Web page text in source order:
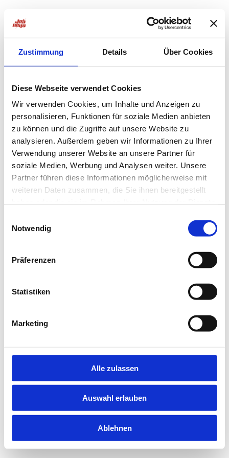
Zustimmung Details Über Cookies
Diese Webseite verwendet Cookies
Wir verwenden Cookies, um Inhalte und Anzeigen zu
personalisieren, Funktionen für soziale Medien anbieten
zu können und die Zugriffe auf unsere Website zu
analysieren. Außerdem geben wir Informationen zu Ihrer
Verwendung unserer Website an unsere Partner für
soziale Medien, Werbung und Analysen weiter. Unsere
Partner führen diese Informationen möglicherweise mit
weiteren Daten zusammen, die Sie ihnen bereitgestellt
Notwendig
Präferenzen
Statistiken
Marketing
Alle zulassen
Auswahl erlauben
Ablehnen
loadingjobninja.com
for more